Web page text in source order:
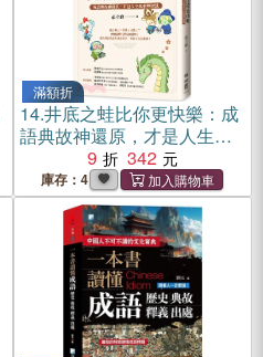
滿額折
14.井底之蛙比你更快樂：成
語典故神還原，才是人生真
相與智慧9 342
庫存：4